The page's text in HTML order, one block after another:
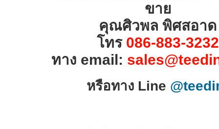
ขาย
คุณศิวพล พิศสอาด
โทร 086-883-3232
ทาง email:
หรือทาง Line